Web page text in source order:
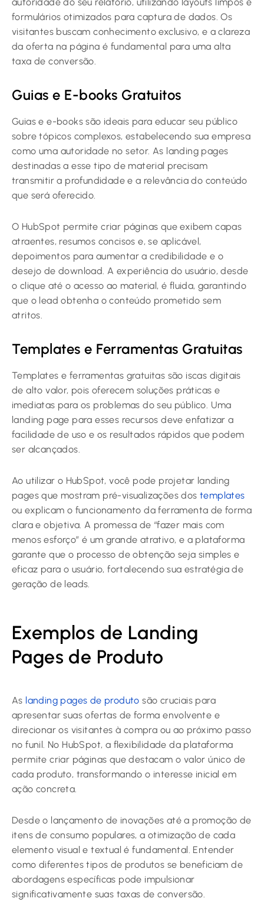
formulários otimizados para captura de dados. Os
visitantes buscam conhecimento exclusivo, e a clareza
da oferta na página é fundamental para uma alta
taxa de conversão.
Guias e E-books Gratuitos
Guias e e-books são ideais para educar seu público
sobre tópicos complexos, estabelecendo sua empresa
como uma autoridade no setor. As landing pages
destinadas a esse tipo de material precisam
transmitir a profundidade e a relevância do conteúdo
que será oferecido.
O HubSpot permite criar páginas que exibem capas
atraentes, resumos concisos e, se aplicável,
depoimentos para aumentar a credibilidade e o
desejo de download. A experiência do usuário, desde
o clique até o acesso ao material, é fluida, garantindo
que o lead obtenha o conteúdo prometido sem
atritos.
Templates e Ferramentas Gratuitas
Templates e ferramentas gratuitas são iscas digitais
de alto valor, pois oferecem soluções práticas e
imediatas para os problemas do seu público. Uma
landing page para esses recursos deve enfatizar a
facilidade de uso e os resultados rápidos que podem
ser alcançados.
Ao utilizar o HubSpot, você pode projetar landing
pages que mostram pré-visualizações dos templates
ou explicam o funcionamento da ferramenta de forma
clara e objetiva. A promessa de “fazer mais com
menos esforço” é um grande atrativo, e a plataforma
garante que o processo de obtenção seja simples e
eficaz para o usuário, fortalecendo sua estratégia de
geração de leads.
Exemplos de Landing
Pages de Produto
As landing pages de produto são cruciais para
apresentar suas ofertas de forma envolvente e
direcionar os visitantes à compra ou ao próximo passo
no funil. No HubSpot, a flexibilidade da plataforma
permite criar páginas que destacam o valor único de
cada produto, transformando o interesse inicial em
ação concreta.
Desde o lançamento de inovações até a promoção de
itens de consumo populares, a otimização de cada
elemento visual e textual é fundamental. Entender
como diferentes tipos de produtos se beneficiam de
abordagens específicas pode impulsionar
significativamente suas taxas de conversão.